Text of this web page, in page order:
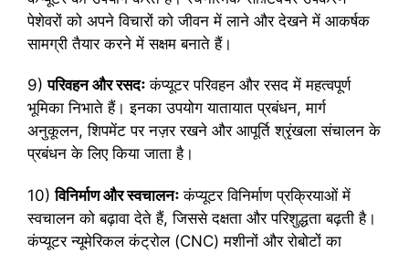
पेशेवरों को अपने विचारों को जीवन में लाने और देखने में आकर्षक
सामग्री तैयार करने में सक्षम बनाते हैं।
9)परिवहन और रसदः कंप्यूटर परिवहन और रसद में महत्वपूर्ण
भूमिका निभाते हैं। इनका उपयोग यातायात प्रबंधन, मार्ग
अनुकूलन, शिपमेंट पर नज़र रखने और आपूर्ति श्रृंखला संचालन के
प्रबंधन के लिए किया जाता है।
10)विनिर्माण और स्वचालनः कंप्यूटर विनिर्माण प्रक्रियाओं में
स्वचालन को बढ़ावा देते हैं, जिससे दक्षता और परिशुद्धता बढ़ती है।
कंप्यूटर न्यूमेरिकल कंट्रोल (CNC) मशीनों और रोबोटों का